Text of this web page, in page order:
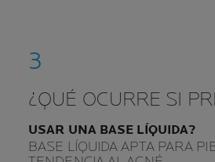
¿QUÉ OCURRE SI
USAR UNA BASE LÍQUIDA?
BASE LÍQUIDA APTA PARA